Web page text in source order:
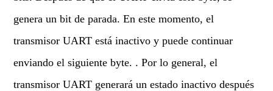
genera un bit de parada. En este momento, el
transmisor UART está inactivo y puede continuar
enviando el siguiente byte. . Por lo general, el
transmisor UART generará un estado inactivo después